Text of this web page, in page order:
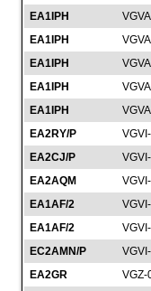
EA1IPH
EA1IPH
EA1IPH
EA1IPH
EA1IPH
EA2RY/P
EA2CJ/P
EA2AQM
EA1AF/2
EA1AF/2
EC2AMN/P
EA2GR
VGZ-